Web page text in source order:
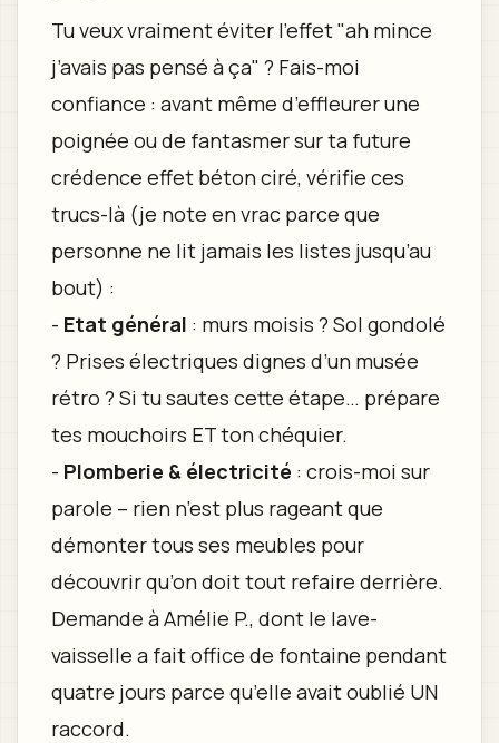
Tu veux vraiment éviter l'effet "ah mince
j’avais pas pensé à ça" ? Fais-moi
confiance : avant même d’effleurer une
poignée ou de fantasmer sur ta future
crédence effet béton ciré, vérifie ces
trucs-là (je note en vrac parce que
personne ne lit jamais les listes jusqu’au
bout) :
- Etat général : murs moisis ? Sol gondolé
? Prises électriques dignes d’un musée
rétro ? Si tu sautes cette étape… prépare
tes mouchoirs ET ton chéquier.
- Plomberie & électricité : crois-moi sur
parole – rien n’est plus rageant que
démonter tous ses meubles pour
découvrir qu’on doit tout refaire derrière.
Demande à Amélie P., dont le lave-
vaisselle a fait office de fontaine pendant
quatre jours parce qu’elle avait oublié UN
raccord.